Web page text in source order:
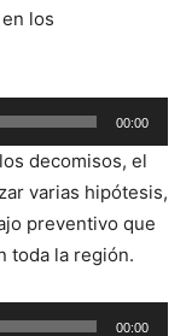
los
00:00
decomisos, el
varias hipótesis,
preventivo que
toda la región.
00:00